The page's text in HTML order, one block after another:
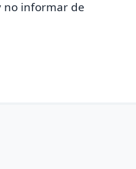
no informar de